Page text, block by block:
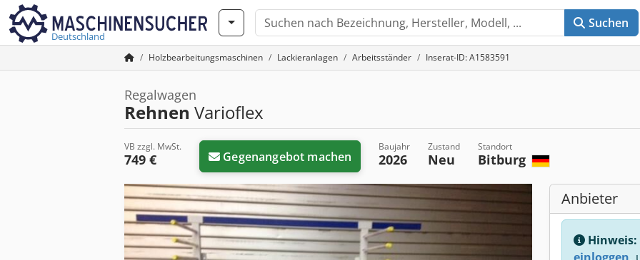
Deutschland
Suchen
Holzbearbeitungsmaschinen Lackieranlagen Arbeitsständer Inserat-ID: A1583591
Regalwagen
Rehnen Varioflex
VB zzgl. MwSt.
749 € Gegenangebot machen
Baujahr
2026
Zustand
Neu
Standort
Bitburg
Anbieter
Hinweis: